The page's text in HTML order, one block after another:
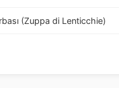
(Zuppa di Lenticchie)